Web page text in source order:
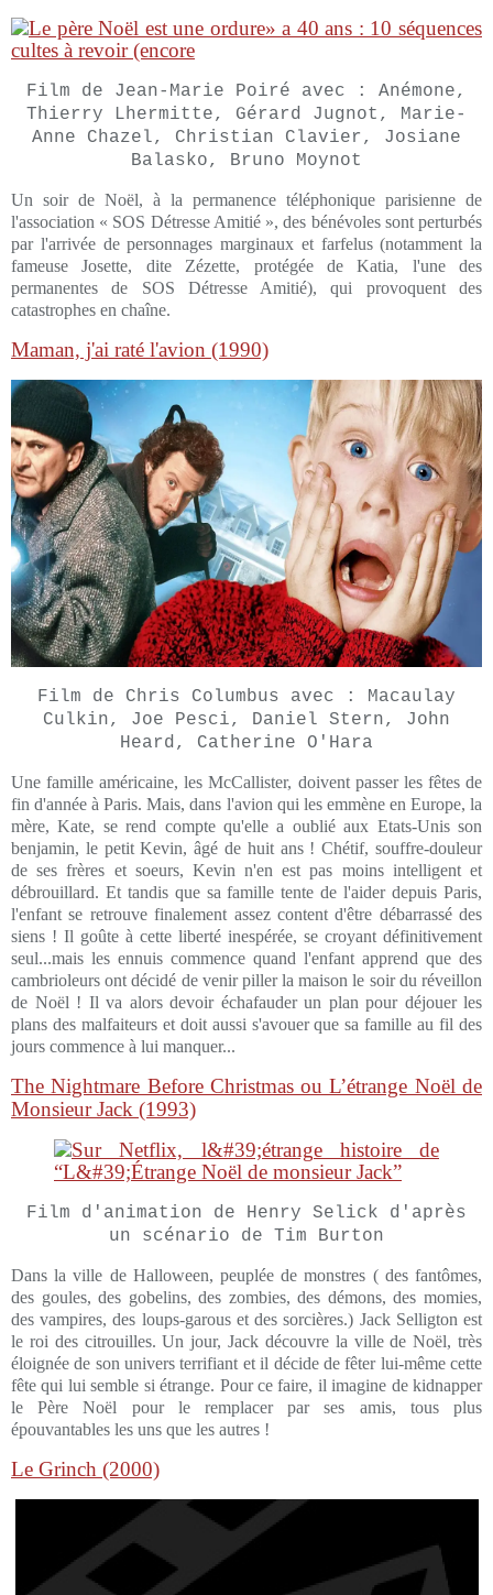
Film de Jean-Marie Poiré avec : Anémone,
Thierry Lhermitte, Gérard Jugnot, Marie-
Anne Chazel, Christian Clavier, Josiane
Balasko, Bruno Moynot
Un soir de Noël, à la permanence téléphonique parisienne de
l'association « SOS Détresse Amitié », des bénévoles sont perturbés
par l'arrivée de personnages marginaux et farfelus (notamment la
fameuse Josette, dite Zézette, protégée de Katia, l'une des
permanentes de SOS Détresse Amitié), qui provoquent des
catastrophes en chaîne.
Maman, j'ai raté l'avion (1990)
Film de Chris Columbus avec : Macaulay
Culkin, Joe Pesci, Daniel Stern, John
Heard, Catherine O'Hara
Une famille américaine, les McCallister, doivent passer les fêtes de
fin d'année à Paris. Mais, dans l'avion qui les emmène en Europe, la
mère, Kate, se rend compte qu'elle a oublié aux Etats-Unis son
benjamin, le petit Kevin, âgé de huit ans ! Chétif, souffre-douleur
de ses frères et soeurs, Kevin n'en est pas moins intelligent et
débrouillard. Et tandis que sa famille tente de l'aider depuis Paris,
l'enfant se retrouve finalement assez content d'être débarrassé des
siens ! Il goûte à cette liberté inespérée, se croyant définitivement
seul...mais les ennuis commence quand l'enfant apprend que des
cambrioleurs ont décidé de venir piller la maison le soir du réveillon
de Noël ! Il va alors devoir échafauder un plan pour déjouer les
plans des malfaiteurs et doit aussi s'avouer que sa famille au fil des
jours commence à lui manquer...
The Nightmare Before Christmas ou L’étrange Noël de
Monsieur Jack (1993)
Film d'animation de Henry Selick d'après
un scénario de Tim Burton
Dans la ville de Halloween, peuplée de monstres ( des fantômes,
des goules, des gobelins, des zombies, des démons, des momies,
des vampires, des loups-garous et des sorcières.) Jack Selligton est
le roi des citrouilles. Un jour, Jack découvre la ville de Noël, très
éloignée de son univers terrifiant et il décide de fêter lui-même cette
fête qui lui semble si étrange. Pour ce faire, il imagine de kidnapper
le Père Noël pour le remplacer par ses amis, tous plus
épouvantables les uns que les autres !
Le Grinch (2000)